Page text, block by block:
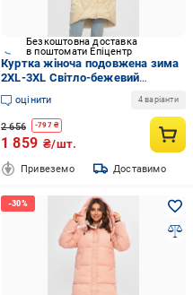
Безкоштовна доставка
в поштомати Епіцентр
Куртка жіноча подовжена зима
2XL-3XL Світло-бежевий
(207033)
оцінити 4 варіанти
2 656 -797₴
1 859 ₴/шт.
Привеземо Доставимо